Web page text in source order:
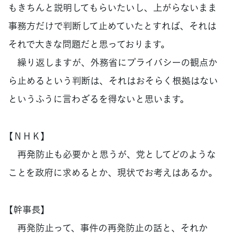
もきちんと説明してもらいたいし、上がらないまま
事務方だけで判断して止めていたとすれば、それは
それで大きな問題だと思っております。
繰り返しますが、外務省にプライバシーの観点か
ら止めるという判断は、それはおそらく根拠はない
というふうに言わざるを得ないと思います。
【ＮＨＫ】
再発防止も必要かと思うが、党としてどのような
ことを政府に求めるとか、現状でお考えはあるか。
【幹事長】
再発防止って、事件の再発防止の話と、それか